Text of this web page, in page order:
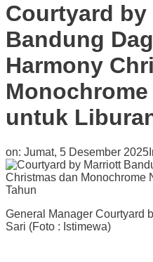
Courtyard
Bandung
Harmony
Monochrome
untuk
on: Jumat, 5 Desember 2025
General Manager Courtyard
Sari (Foto : Istimewa)